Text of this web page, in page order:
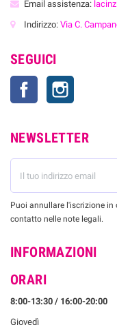
Email assistenza:
Indirizzo: Via C.
SEGUICI
Facebook
NEWSLETTER
Puoi annullare l'iscrizione in
contatto nelle note legali.
INFORMAZIONI
ORARI
8:00-13:30 / 16:00-20:00
Giovedì